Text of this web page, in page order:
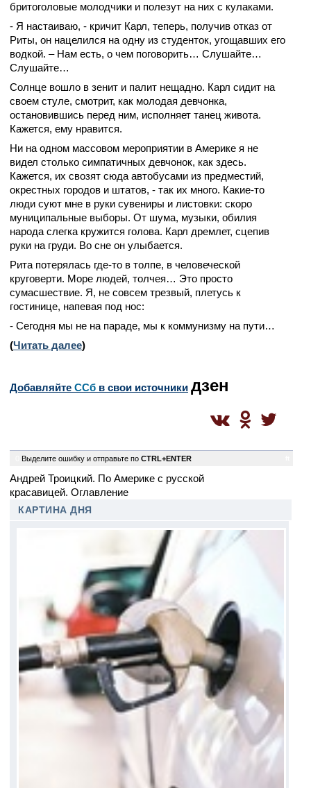
бритоголовые молодчики и полезут на них с кулаками.
- Я настаиваю, - кричит Карл, теперь, получив отказ от
Риты, он нацелился на одну из студенток, угощавших его
водкой. – Нам есть, о чем поговорить… Слушайте…
Слушайте…
Солнце вошло в зенит и палит нещадно. Карл сидит на
своем стуле, смотрит, как молодая девчонка,
остановившись перед ним, исполняет танец живота.
Кажется, ему нравится.
Ни на одном массовом мероприятии в Америке я не
видел столько симпатичных девчонок, как здесь.
Кажется, их свозят сюда автобусами из предместий,
окрестных городов и штатов, - так их много. Какие-то
люди суют мне в руки сувениры и листовки: скоро
муниципальные выборы. От шума, музыки, обилия
народа слегка кружится голова. Карл дремлет, сцепив
руки на груди. Во сне он улыбается.
Рита потерялась где-то в толпе, в человеческой
круговерти. Море людей, толчея… Это просто
сумасшествие. Я, не совсем трезвый, плетусь к
гостинице, напевая под нос:
- Сегодня мы не на параде, мы к коммунизму на пути…
(Читать далее)
Добавляйте CСб в свои источники дзен
Выделите ошибку и отправьте по CTRL+ENTER
Андрей Троицкий. По Америке с русской
красавицей. Оглавление
КАРТИНА ДНЯ